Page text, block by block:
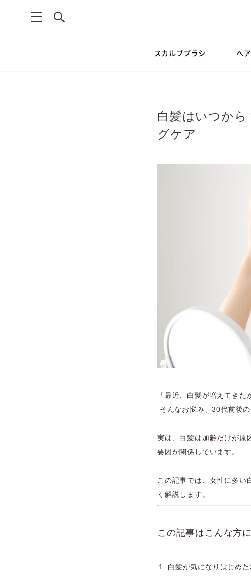
スカルプブラシ ヘ
白髪はいつか
グケア
「最近、白髪が増えてきた
そんなお悩み、30代前後
実は、白髪は加齢だけが原
要因が関係しています。
この記事では、女性に多い
く解説します。
この記事はこんな方
白髪が気になりはじめ